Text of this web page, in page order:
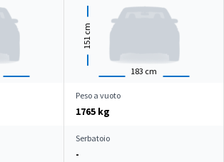
183 cm
151
cm
Peso a vuoto
1765 kg
Serbatoio
-